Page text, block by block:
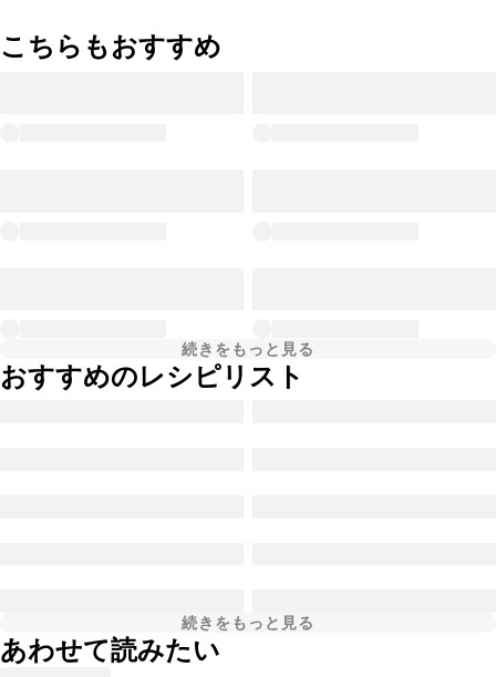
こちらもおすすめ
続きをもっと見る
おすすめのレシピリスト
続きをもっと見る
あわせて読みたい